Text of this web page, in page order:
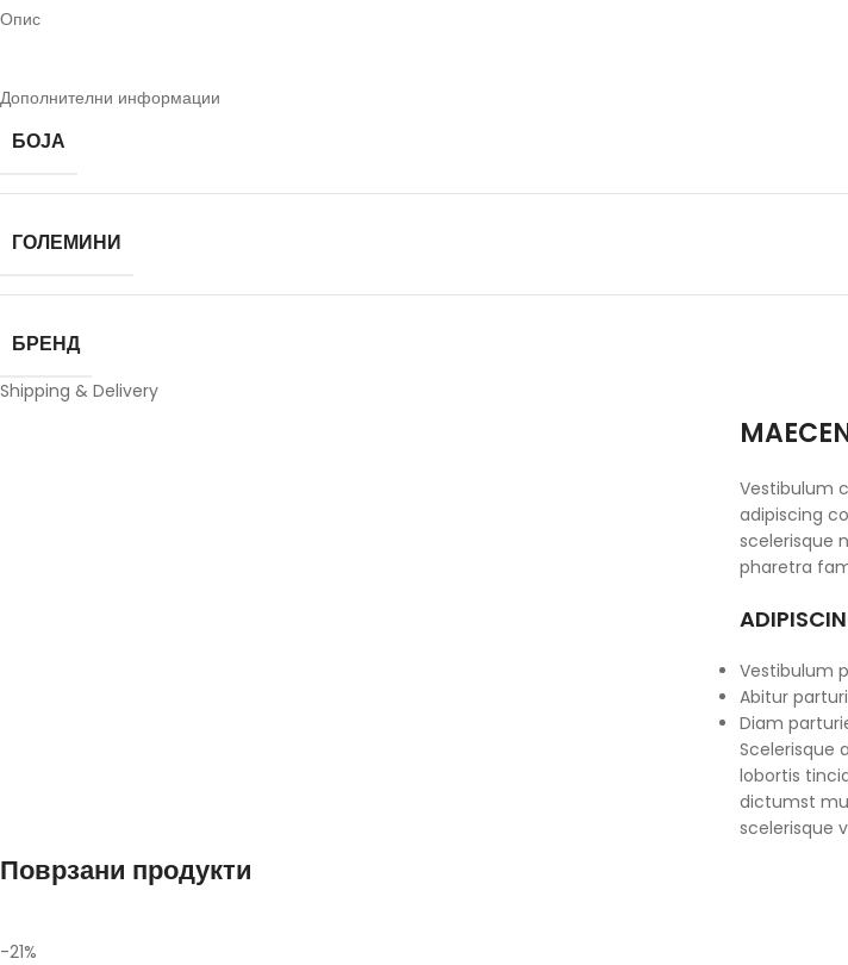
Опис
Дополнителни информации
БОЈА
ГОЛЕМИНИ
БРЕНД
Shipping & Delivery
Vestibulum
adipiscing
scelerisque
pharetra
Vestibulum
Abitur
Diam
Scelerisque
lobortis
dictumst
scelerisque
Поврзани продукти
-21%